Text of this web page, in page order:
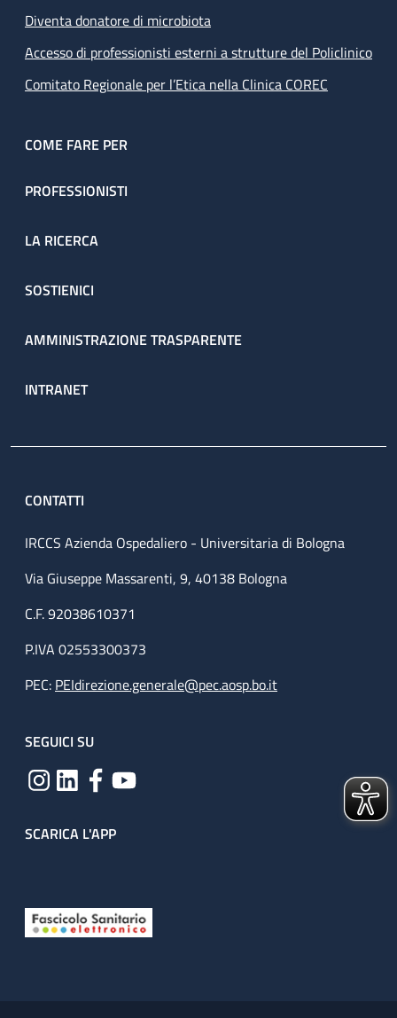
Diventa donatore di microbiota
Accesso di professionisti esterni a strutture del Policlinico
Comitato Regionale per l’Etica nella Clinica COREC
COME FARE PER
PROFESSIONISTI
LA RICERCA
SOSTIENICI
AMMINISTRAZIONE TRASPARENTE
INTRANET
CONTATTI
IRCCS Azienda Ospedaliero - Universitaria di Bologna
Via Giuseppe Massarenti, 9, 40138 Bologna
C.F. 92038610371
P.IVA 02553300373
PEC: PEIdirezione.generale@pec.aosp.bo.it
SEGUICI SU
SCARICA L'APP